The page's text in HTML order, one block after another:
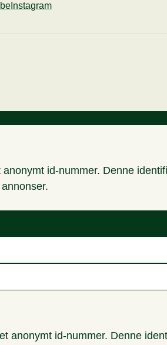
Instagram
id-nummer. Denne
anonymt id-nummer. Denne